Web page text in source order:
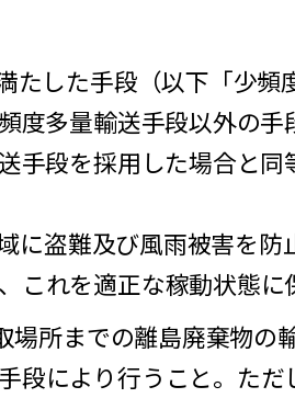
した手段（以下「少頻
度多量輸送手段以外の
手段を採用した場合と
盗難及び風雨被害を防
これを適正な稼動状態に
所までの離島廃棄物の
段により行うこと。た